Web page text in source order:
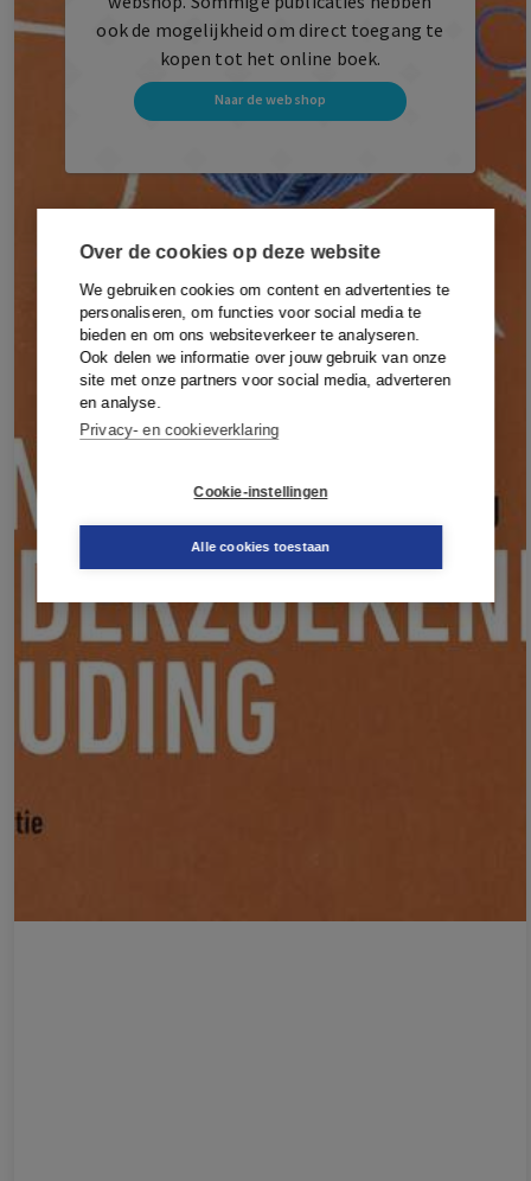
Over de cookies op deze website
We gebruiken cookies om content en advertenties te
personaliseren, om functies voor social media te
bieden en om ons websiteverkeer te analyseren.
Ook delen we informatie over jouw gebruik van onze
site met onze partners voor social media, adverteren
en analyse.
Privacy- en cookieverklaring
Cookie-instellingen
Alle cookies toestaan
ook de mogelijkheid om direct toegang te
kopen tot het online boek.
Naar de webshop